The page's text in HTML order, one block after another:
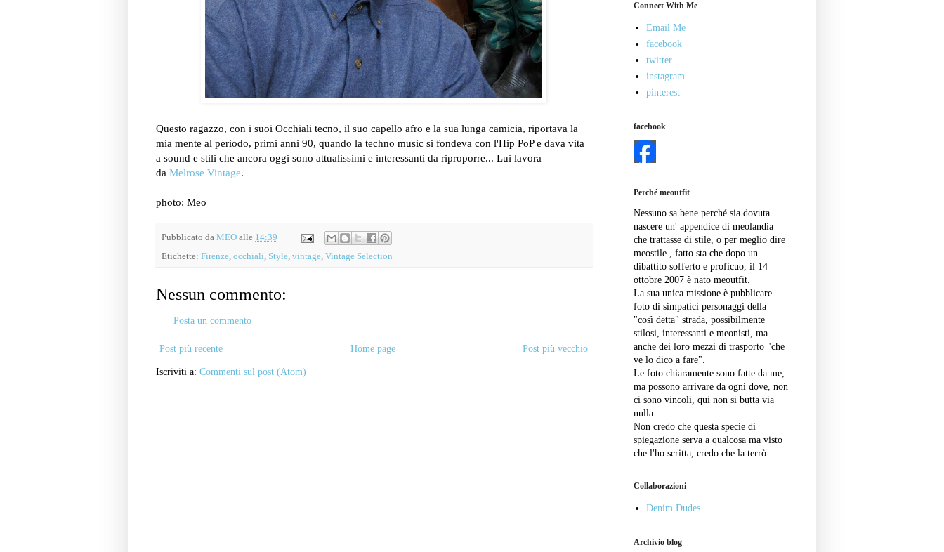
Questo ragazzo, con i suoi Occhiali tecno, il suo capello afro e la sua lunga camicia, riportava la
mia mente al periodo, primi anni 90, quando la techno music si fondeva con l'Hip PoP e dava vita
a sound e stili che ancora oggi sono attualissimi e interessanti da riproporre... Lui lavora
da Melrose Vintage.
photo: Meo
Pubblicato da MEO alle 14:39
Etichette: Firenze, occhiali, Style, vintage, Vintage Selection
Nessun commento:
Posta un commento
Post più recente Post più vecchio
Home page
Iscriviti a: Commenti sul post (Atom)
Connect With Me
Email Me
facebook
twitter
instagram
pinterest
facebook
Perché meoutfit
Nessuno sa bene perché sia dovuta
nascere un' appendice di meolandia
che trattasse di stile, o per meglio dire
meostile , fatto sta che dopo un
dibattito sofferto e proficuo, il 14
ottobre 2007 è nato meoutfit.
La sua unica missione è pubblicare
foto di simpatici personaggi della
"così detta" strada, possibilmente
stilosi, interessanti e meonisti, ma
anche dei loro mezzi di trasporto "che
ve lo dico a fare".
Le foto chiaramente sono fatte da me,
ma possono arrivare da ogni dove, non
ci sono vincoli, qui non si butta via
nulla.
Non credo che questa specie di
spiegazione serva a qualcosa ma visto
che l'ho scritta, credo che la terrò.
Collaborazioni
Denim Dudes
Archivio blog